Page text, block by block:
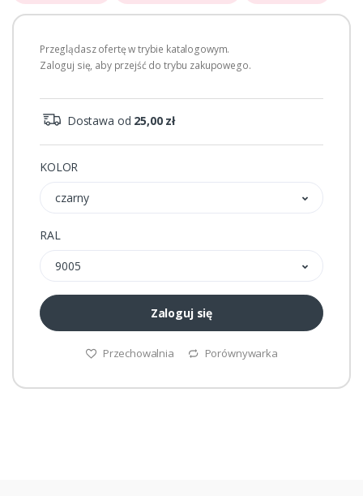
Przeglądasz ofertę w trybie katalogowym.
Zaloguj się, aby przejść do trybu zakupowego.
Dostawa od 25,00 zł
KOLOR
czarny
RAL
9005
Zaloguj się
Przechowalnia Porównywarka